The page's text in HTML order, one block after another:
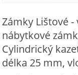
Zámky Lištové
nábytkové
Cylindrický
délka 25 mm,